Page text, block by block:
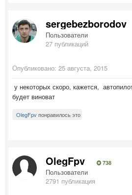
sergebezborodov
Пользователи
27 публикаций
Опубликовано: 25 августа, 2015
у некоторых скоро, кажется,
будет виноват
OlegFpvпонравилось это
OlegFpv 738
Пользователи
2791 публикация